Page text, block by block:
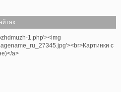
1.php'><img
с
a>